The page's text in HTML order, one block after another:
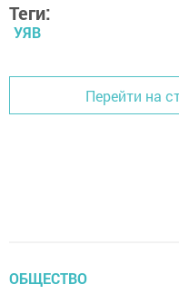
Теги:
УЯВ
Перейти на
ОБЩЕСТВО